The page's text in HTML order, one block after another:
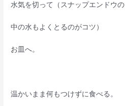
水気を切って（スナップエンドウの
中の水もよくとるのがコツ）
お皿へ。
温かいまま何もつけずに食べる。